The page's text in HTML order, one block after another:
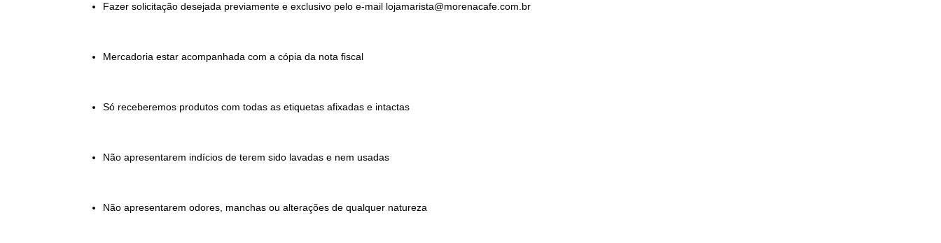
Fazer solicitação desejada previamente e exclusivo pelo e-mail lojamarista@morenacafe.com.br
Mercadoria estar acompanhada com a cópia da nota fiscal
Só receberemos produtos com todas as etiquetas afixadas e intactas
Não apresentarem indícios de terem sido lavadas e nem usadas
Não apresentarem odores, manchas ou alterações de qualquer natureza